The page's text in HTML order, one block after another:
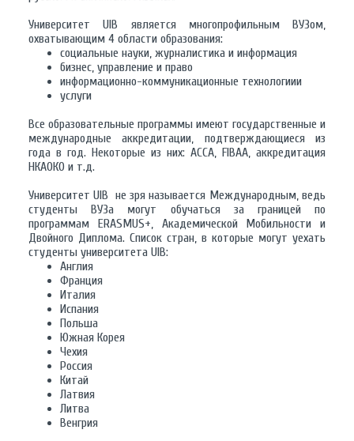
Университет UIB является многопрофильным ВУЗом,
охватывающим 4 области образования:
социальные науки, журналистика и информация
бизнес, управление и право
информационно-коммуникационные технологиии
услуги
Все образовательные программы имеют государственные и
международные аккредитации, подтверждающиеся из
года в год. Некоторые из них: ACCA, FIBAA, аккредитация
НКАОКО и т.д.
Университет UIB не зря называется Международным, ведь
студенты ВУЗа могут обучаться за границей по
программам ERASMUS+, Академической Мобильности и
Двойного Диплома. Список стран, в которые могут уехать
студенты университета UIB:
Англия
Франция
Италия
Испания
Польша
Южная Корея
Чехия
Россия
Китай
Латвия
Литва
Венгрия